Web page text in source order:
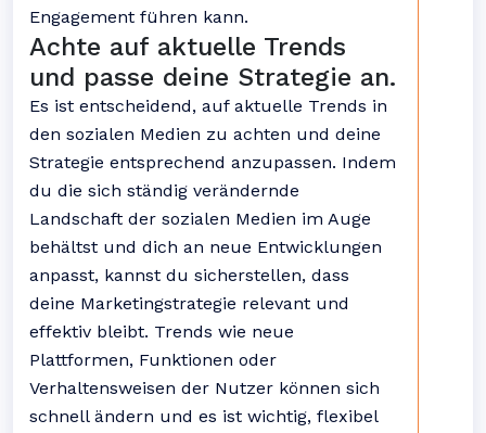
Engagement führen kann.
Achte auf aktuelle Trends
und passe deine Strategie an.
Es ist entscheidend, auf aktuelle Trends in
den sozialen Medien zu achten und deine
Strategie entsprechend anzupassen. Indem
du die sich ständig verändernde
Landschaft der sozialen Medien im Auge
behältst und dich an neue Entwicklungen
anpasst, kannst du sicherstellen, dass
deine Marketingstrategie relevant und
effektiv bleibt. Trends wie neue
Plattformen, Funktionen oder
Verhaltensweisen der Nutzer können sich
schnell ändern und es ist wichtig, flexibel